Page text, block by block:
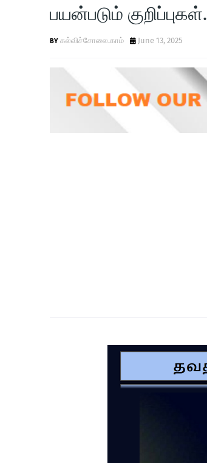
பயன்படும் குறிப்புகள்.
கல்விச்சோலை.காம் June 13, 2025